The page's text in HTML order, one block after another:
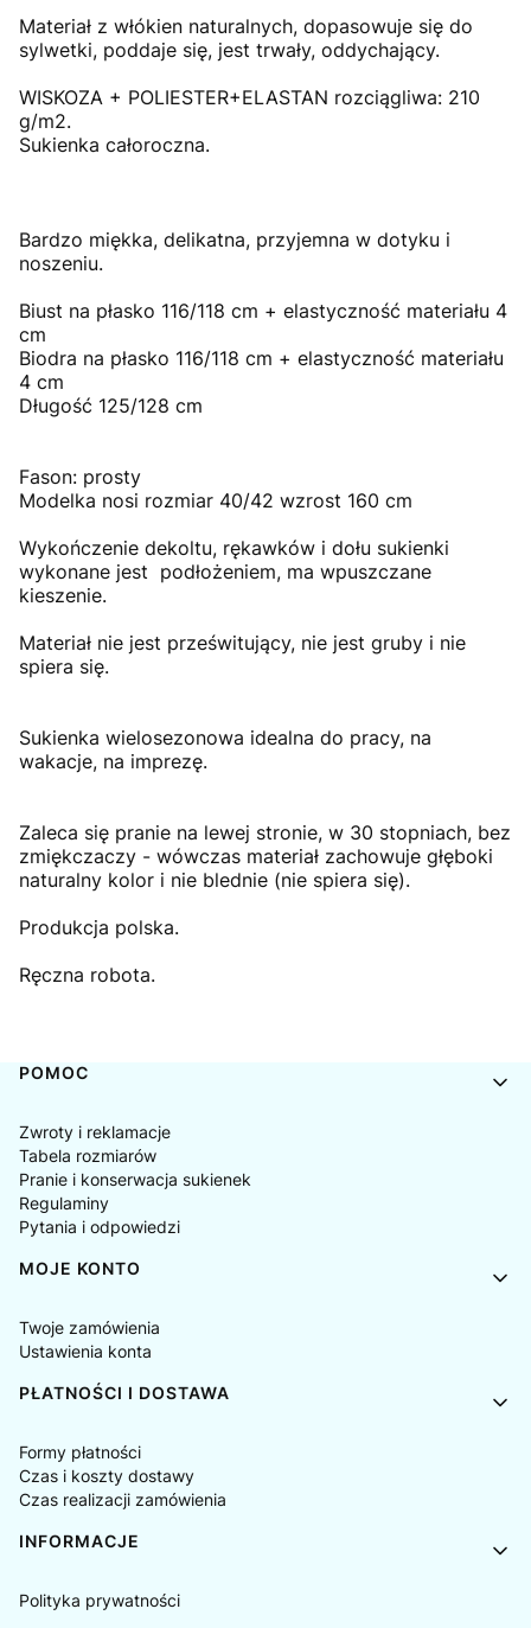
Materiał z włókien naturalnych, dopasowuje się do
sylwetki, poddaje się, jest trwały, oddychający.
WISKOZA + POLIESTER+ELASTAN rozciągliwa: 210
g/m2.
Sukienka całoroczna.
Bardzo miękka, delikatna, przyjemna w dotyku i
noszeniu.
Biust na płasko 116/118 cm + elastyczność materiału 4
cm
Biodra na płasko 116/118 cm + elastyczność materiału
4 cm
Długość 125/128 cm
Fason: prosty
Modelka nosi rozmiar 40/42 wzrost 160 cm
Wykończenie dekoltu, rękawków i dołu sukienki
wykonane jest podłożeniem, ma wpuszczane
kieszenie.
Materiał nie jest prześwitujący, nie jest gruby i nie
spiera się.
Sukienka wielosezonowa idealna do pracy, na
wakacje, na imprezę.
Zaleca się pranie na lewej stronie, w 30 stopniach, bez
zmiękczaczy - wówczas materiał zachowuje głęboki
naturalny kolor i nie blednie (nie spiera się).
Produkcja polska.
Ręczna robota.
Linki w stopce
POMOC
Zwroty i reklamacje
Tabela rozmiarów
Pranie i konserwacja sukienek
Regulaminy
Pytania i odpowiedzi
MOJE KONTO
Twoje zamówienia
Ustawienia konta
PŁATNOŚCI I DOSTAWA
Formy płatności
Czas i koszty dostawy
Czas realizacji zamówienia
INFORMACJE
Polityka prywatności